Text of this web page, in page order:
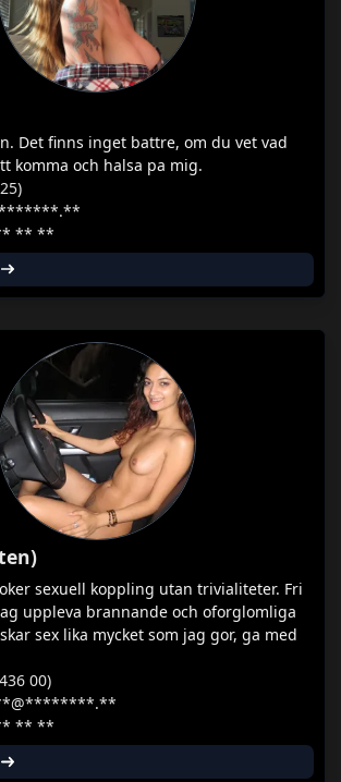
Det finns inget battre, om du vet vad
komma och halsa pa mig.
** **
sexuell koppling utan trivialiteter. Fri
uppleva brannande och oforglomliga
sex lika mycket som jag gor, ga med
00)
** **